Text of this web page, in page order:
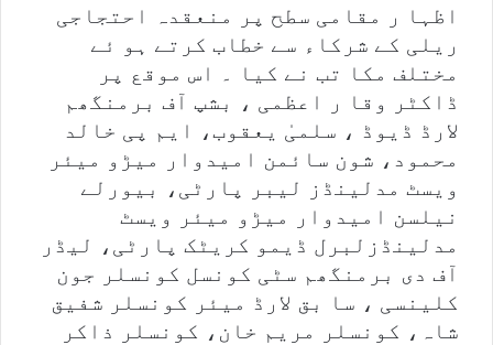
اظہا ر مقامی سطح پر منعقدہ احتجاجی
ریلی کے شرکاء سے خطاب کرتے ہو ئے
مختلف مکا تب نے کیا ۔ اس موقع پر
ڈاکٹر وقا ر اعظمی ، بشپ آف برمنگھم
لارڈ ڈیوڈ ، سلمیٰ یعقوب، ایم پی خالد
محمود، شون سائمن امیدوار میڑو میئر
ویسٹ مدلینڈز لیبر پارٹی، بیورلے
نیلسن امیدوار میڑو میئر ویسٹ
مدلینڈزلبرل ڈیمو کریٹک پارٹی، لیڈر
آف دی برمنگھم سٹی کونسل کونسلر جون
کلینسی ، سا بق لارڈ میئر کونسلر شفیق
شاہ، کونسلر مریم خان، کونسلر ذاکر